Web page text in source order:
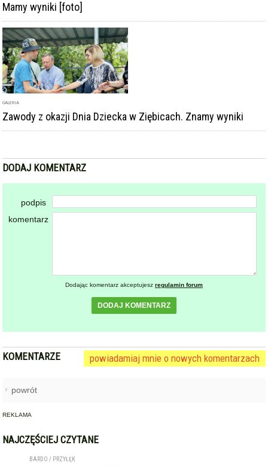
Mamy wyniki [foto]
GALERIA
Zawody z okazji Dnia Dziecka w Ziębicach. Znamy wyniki
DODAJ KOMENTARZ
podpis
komentarz
Dodając komentarz akceptujesz regulamin forum
DODAJ KOMENTARZ
KOMENTARZE powiadamiaj mnie o nowych komentarzach
powrót
REKLAMA
NAJCZĘŚCIEJ CZYTANE
BARDO / PRZYŁĘK